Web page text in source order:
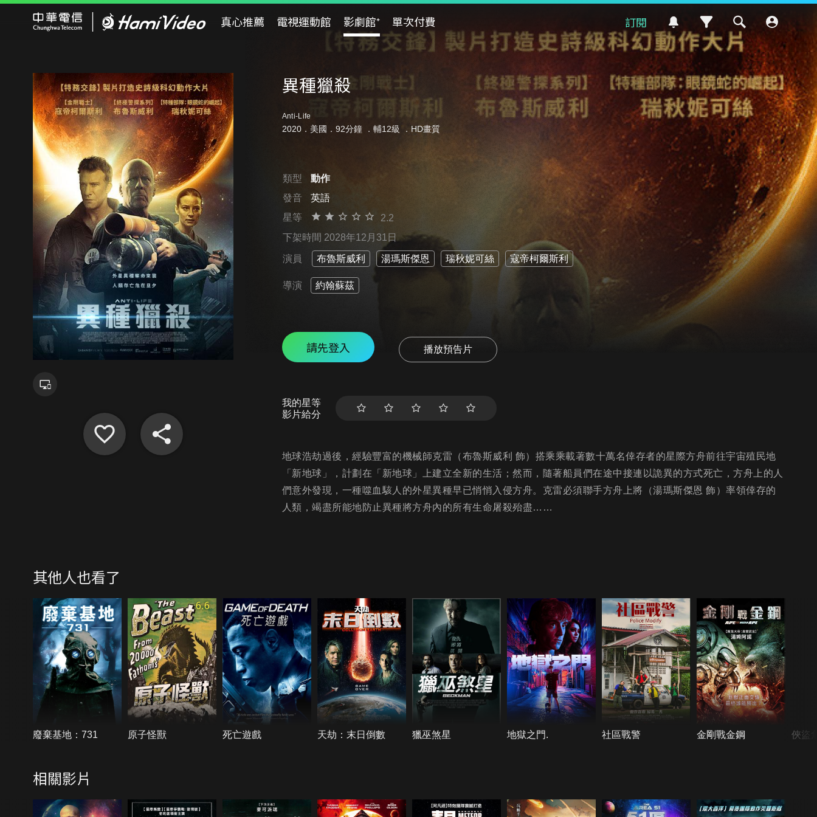
真心推薦 電視運動館 影劇館⁺ 單次付費 訂閱
異種獵殺
Anti-Life
2020．美國．92分鐘 ． 輔12級 ．HD畫質
類型
動作
發音
英語
星等
2.2
下架時間 2028年12月31日
演員 布魯斯威利 湯瑪斯傑恩 瑞秋妮可絲 寇帝柯爾斯利
導演 約翰蘇茲
請先登入 播放預告片
我的星等
影片給分
地球浩劫過後，經驗豐富的機械師克雷（布魯斯威利 飾）搭乘乘載著數十萬名倖存者的星際方舟前往宇宙殖民地
「新地球」，計劃在「新地球」上建立全新的生活；然而，隨著船員們在途中接連以詭異的方式死亡，方舟上的人
們意外發現，一種噬血駭人的外星異種早已悄悄入侵方舟。克雷必須聯手方舟上將（湯瑪斯傑恩 飾）率領倖存的
人類，竭盡所能地防止異種將方舟內的所有生命屠殺殆盡……
其他人也看了
廢棄基地：731
6.6
原子怪獸 死亡遊戲 天劫：末日倒數 獵巫煞星 地獄之門. 社區戰警 金剛戰金鋼 俠盜
相關影片